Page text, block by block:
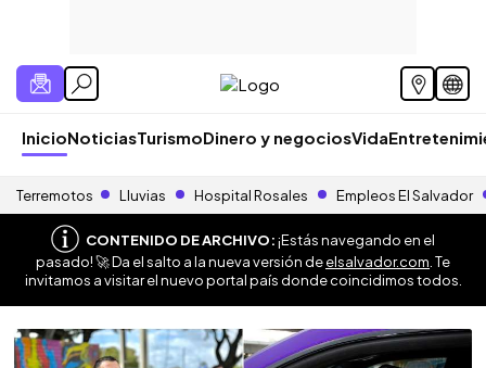
InicioNoticiasTurismoDinero y negociosVida
Terremotos Lluvias Hospital Rosales Empleos El Salvador
CONTENIDO DE ARCHIVO:¡Estás navegando en el
pasado! 🚀 Da el salto a la nueva versión deelsalvador.com . Te
invitamos a visitar el nuevo portal país donde coincidimos todos.